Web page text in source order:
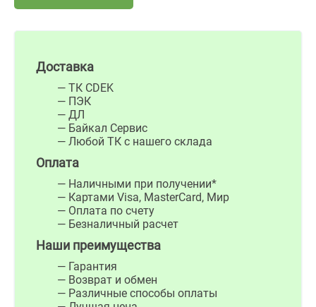
Доставка
— ТК CDEK
— ПЭК
— ДЛ
— Байкал Сервис
— Любой ТК с нашего склада
Оплата
— Наличными при получении*
— Картами Visa, MasterCard, Мир
— Оплата по счету
— Безналичный расчет
Наши преимущества
— Гарантия
— Возврат и обмен
— Различные способы оплаты